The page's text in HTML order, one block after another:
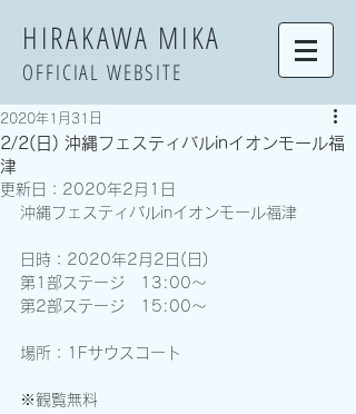
​HIRAKAWA MIKA
OFFICIAL WEBSITE
2/2(日) 沖縄フェスティバルinイオンモール福
津
2020年1月31日
更新日： 2020年2月1日
沖縄フェスティバルinイオンモール福津
日時：2020年2月2日(日)
第1部ステージ　13:00〜
第2部ステージ　15:00〜
場所：1Fサウスコート
※観覧無料